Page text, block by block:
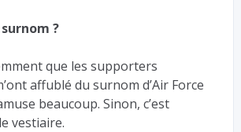
?
que les supporters
affublé du surnom d’Air Force
beaucoup. Sinon, c’est
vestiaire.